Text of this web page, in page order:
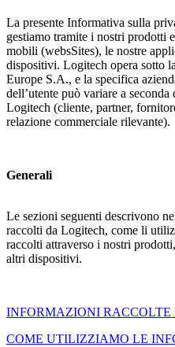
La presente Informativa sulla
gestiamo tramite i nostri prodotti
mobili (websSites), le nostre
dispositivi. Logitech opera sotto
Europe S.A., e la specifica
dell’utente può variare a
Logitech (cliente, partner,
relazione commerciale rilevante).
Generali
Le sezioni seguenti descrivono
raccolti da Logitech, come li
raccolti attraverso i nostri
altri dispositivi.
INFORMAZIONI RACCOLTE
COME UTILIZZIAMO LE